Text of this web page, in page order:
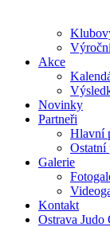
Akce
Novinky
Partneři
Hlavní
Ostatní
Galerie
Kontakt
Ostrava Judo